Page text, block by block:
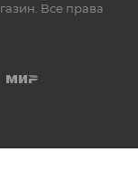
Все права